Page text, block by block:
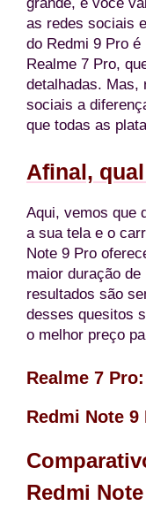
as redes sociais
do Redmi 9 Pro
Realme 7 Pro,
detalhadas. Mas,
sociais a
que todas as
Afinal,
Aqui, vemos que
a sua tela e o
Note 9 Pro
maior duração
resultados são
desses quesitos
o melhor preço
Realme 7 Pro:
Redmi Note 9
Redmi